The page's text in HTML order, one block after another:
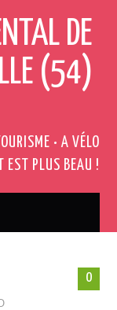
DE
(54)
• A VÉLO
EST PLUS BEAU !
0